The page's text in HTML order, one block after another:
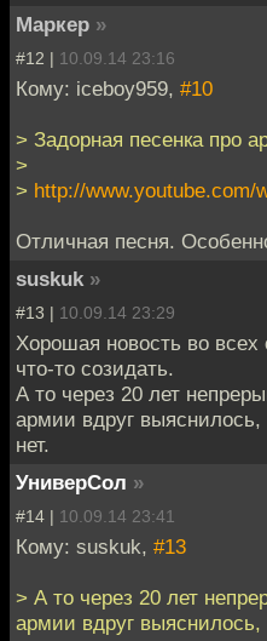
Маркер »
#12 | 10.09.14 23:16
Кому: iceboy959, #10
> Задорная песенка про
>
> http://www.youtube.com/
Отличная песня.
suskuk »
#13 | 10.09.14 23:29
Хорошая новость во
что-то созидать.
А то через 20 лет
армии вдруг
нет.
УниверСол »
#14 | 10.09.14 23:41
Кому: suskuk, #13
> А то через 20 лет
армии вдруг